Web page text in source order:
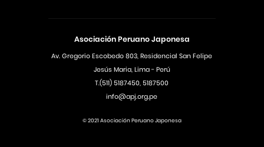
Asociación Peruano Japonesa
Av. Gregorio Escobedo 803, Residencial San Felipe
Jesús Maria, Lima - Perú
T.(511) 5187450, 5187500
info@apj.org.pe
© 2021 Asociación Peruano Japonesa